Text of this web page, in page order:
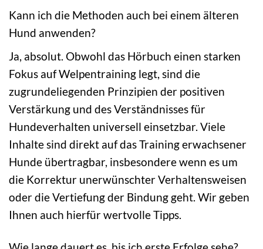
Kann ich die Methoden auch bei einem älteren
Hund anwenden?
Ja, absolut. Obwohl das Hörbuch einen starken
Fokus auf Welpentraining legt, sind die
zugrundeliegenden Prinzipien der positiven
Verstärkung und des Verständnisses für
Hundeverhalten universell einsetzbar. Viele
Inhalte sind direkt auf das Training erwachsener
Hunde übertragbar, insbesondere wenn es um
die Korrektur unerwünschter Verhaltensweisen
oder die Vertiefung der Bindung geht. Wir geben
Ihnen auch hierfür wertvolle Tipps.